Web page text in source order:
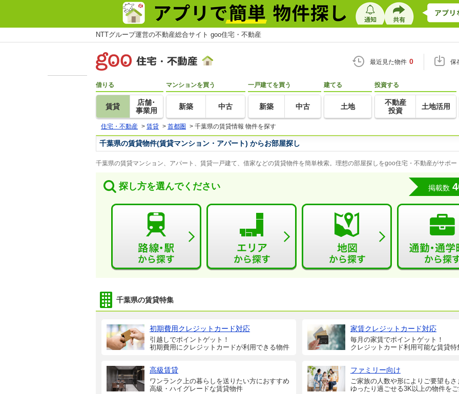
NTTグループ運営の不動産総合サイト goo住宅・不動産
最近見た物件 0 保
借りる
賃貸
店舗･
事業用
マンションを買う
新築 中古
一戸建てを買う
新築 中古
建てる
土地
投資する
不動産
投資
土地活用
住宅・不動産 > 賃貸 > 首都圏 > 千葉県の賃貸情報 物件を探す
千葉県の賃貸物件(賃貸マンション・アパート) からお部屋探し
千葉県の賃貸マンション、アパート、賃貸一戸建て、借家などの賃貸物件を簡単検索。理想の部屋探しをgoo住宅・不動産がサポー
探し方を選んでください 掲載数
千葉県の賃貸特集
初期費用クレジットカード対応
引越しでポイントゲット！
初期費用にクレジットカードが利用できる物件
家賃クレジットカード対応
毎月の家賃でポイントゲット！
クレジットカード利用可能な賃貸特
高級賃貸
ワンランク上の暮らしを送りたい方におすすめ
高級・ハイグレードな賃貸物件
ファミリー向け
ご家族の人数や形によりご要望もさ
ゆったり過ごせる3K以上の物件を